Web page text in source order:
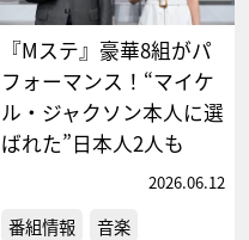
『Mステ』豪華8組がパ
フォーマンス！“マイケ
ル・ジャクソン本人に選
ばれた”日本人2人も
2026.06.12
番組情報
音楽